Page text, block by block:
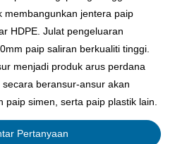
membangunkan jentera paip
HDPE. Julat pengeluaran
paip saliran berkualiti tinggi.
menjadi produk arus perdana
beransur-ansur akan
paip simen, serta paip plastik lain.
Pertanyaan